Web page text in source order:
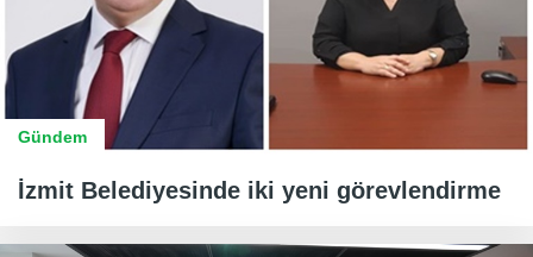
Gündem
İzmit Belediyesinde iki yeni görevlendirme